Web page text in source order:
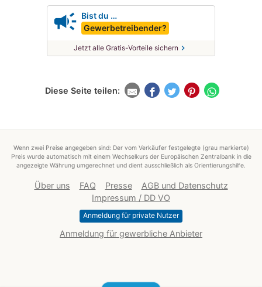
campaign Bist du …
Gewerbetreibender?
Jetzt alle Gratis-Vorteile sichern chevron_right
Diese Seite teilen:
Wenn zwei Preise angegeben sind: Der vom Verkäufer festgelegte (grau markierte)
Preis wurde automatisch mit einem Wechselkurs der Europäischen Zentralbank in die
angezeigte Währung umgerechnet und dient ausschließlich als Orientierungshilfe.
Über uns FAQ Presse
AGB und Datenschutz
Impressum / DD VO
Anmeldung für private Nutzer
Anmeldung für gewerbliche Anbieter